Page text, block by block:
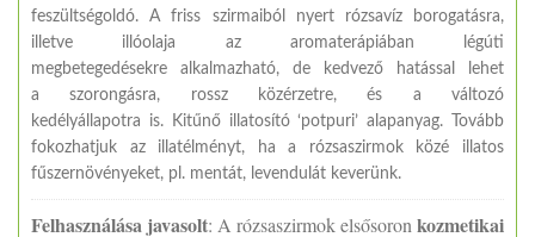
feszültségoldó. A friss szirmaiból nyert rózsavíz borogatásra,
illetve illóolaja az aromaterápiában légúti
megbetegedésekre alkalmazható, de kedvező hatással lehet
a szorongásra, rossz közérzetre, és a változó
kedélyállapotra is. Kitűnő illatosító ‘potpuri’ alapanyag. Tovább
fokozhatjuk az illatélményt, ha a rózsaszirmok közé illatos
fűszernövényeket, pl. mentát, levendulát keverünk.
Felhasználása javasolt: A rózsaszirmok elsősoron kozmetikai